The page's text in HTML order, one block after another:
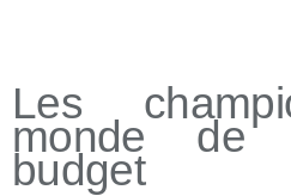
Les
monde de
budget